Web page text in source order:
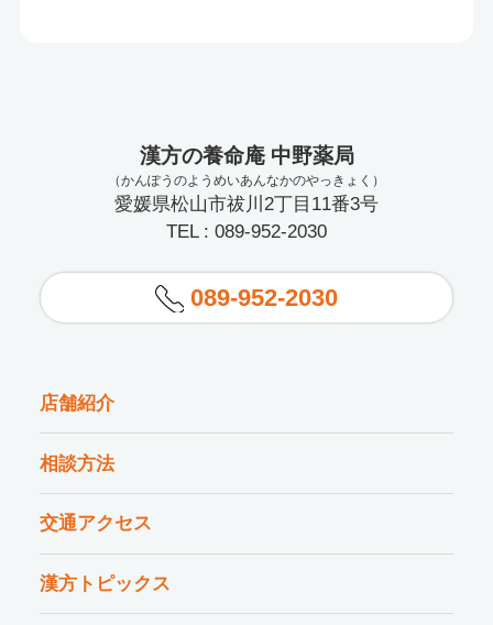
漢方の養命庵 中野薬局
（かんぽうのようめいあんなかのやっきょく）
愛媛県松山市祓川2丁目11番3号
TEL : 089-952-2030
089-952-2030
店舗紹介
相談方法
交通アクセス
漢方トピックス